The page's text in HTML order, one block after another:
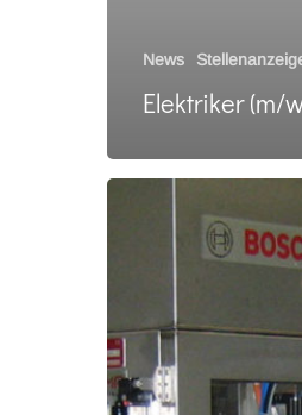
News
Elektriker (m/
Bereich
Laborautomation
von